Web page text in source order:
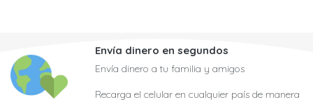
Envía dinero en segundos
Envía dinero a tu familia y amigos
Recarga el celular en cualquier país de manera